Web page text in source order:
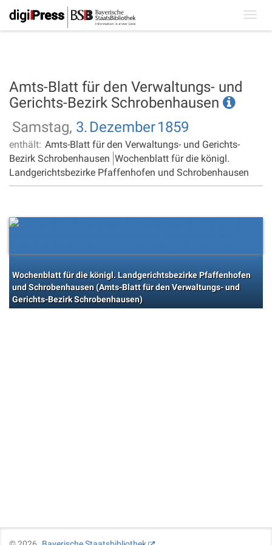
Amts-Blatt für den Verwaltungs- und
Gerichts-Bezirk Schrobenhausen
Samstag, 3. Dezember1859
enthält: Amts-Blatt für den Verwaltungs- und Gerichts-
Bezirk Schrobenhausen Wochenblatt für die königl.
Landgerichtsbezirke Pfaffenhofen und Schrobenhausen
Wochenblatt für die königl. Landgerichtsbezirke Pfaffenhofen
und Schrobenhausen (Amts-Blatt für den Verwaltungs- und
Gerichts-Bezirk Schrobenhausen)